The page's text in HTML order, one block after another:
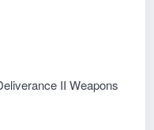
II Weapons